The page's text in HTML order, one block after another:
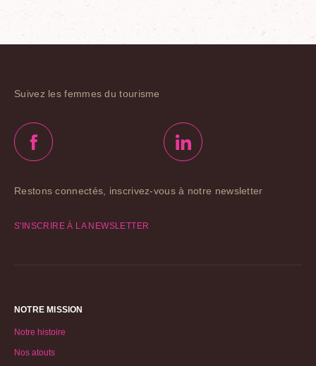
Suivez les femmes du tourisme
Restons connectés, inscrivez-vous à notre newsletter
S'INSCRIRE À LA NEWSLETTER
NOTRE MISSION
Notre histoire
Nos atouts